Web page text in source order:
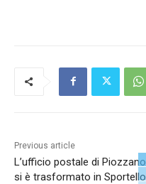
Previous article
L’ufficio postale di Piozzano
si è trasformato in Sportello